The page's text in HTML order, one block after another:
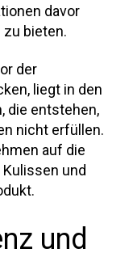
davor
bieten.
der
liegt in den
die entstehen,
nicht erfüllen.
auf die
und
und